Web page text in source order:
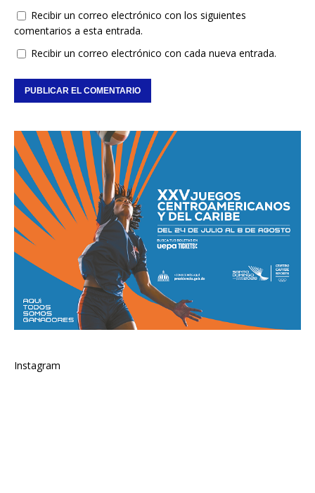
Recibir un correo electrónico con los siguientes
comentarios a esta entrada.
Recibir un correo electrónico con cada nueva entrada.
Instagram